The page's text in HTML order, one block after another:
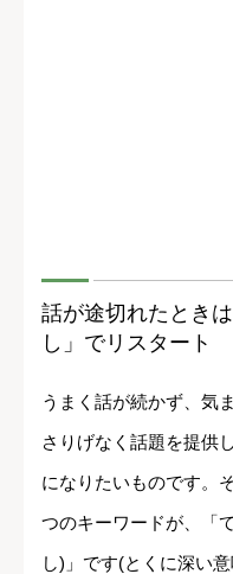
話が途切れたとき
し」でリスタート
うまく話が続かず、気
さりげなく話題を提供
になりたいものです。
つのキーワードが、「
し)」です(とくに深い